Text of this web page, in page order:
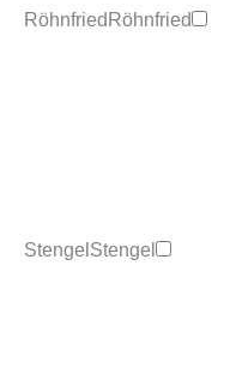
Röhnfried Röhnfried
Stengel Stengel